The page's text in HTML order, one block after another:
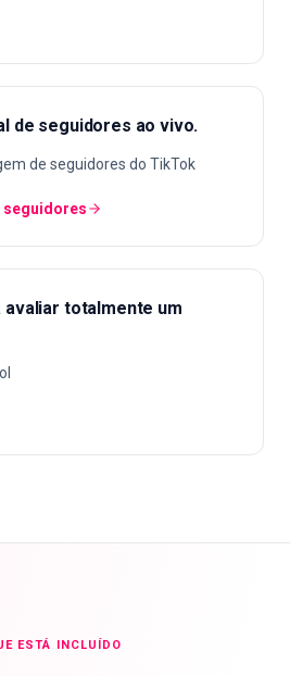
de seguidores ao vivo.
de seguidores do TikTok
seguidores
avaliar totalmente um
ESTÁ INCLUÍDO